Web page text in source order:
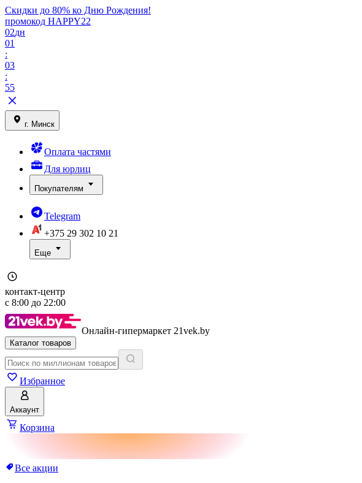
Скидки до 80% ко Дню Рождения!
промокод HAPPY22
02дн
01
:
03
:
55
г. Минск
Оплата частями
Для юрлиц
Покупателям
Telegram
+375 29 302 10 21
Еще
контакт-центр
с 8:00 до 22:00
Онлайн-гипермаркет 21vek.by
Каталог товаров
Избранное
Аккаунт
Корзина
Все акции